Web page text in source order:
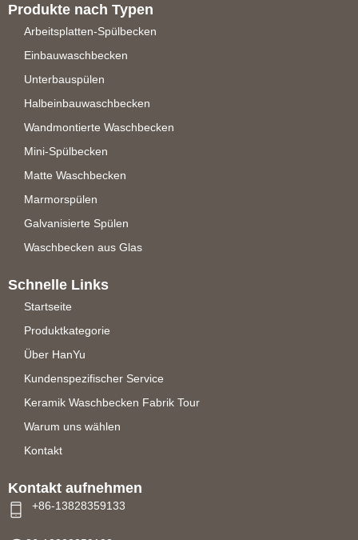
Produkte nach Typen
Arbeitsplatten-Spülbecken
Einbauwaschbecken
Unterbauspülen
Halbeinbauwaschbecken
Wandmontierte Waschbecken
Mini-Spülbecken
Matte Waschbecken
Marmorspülen
Galvanisierte Spülen
Waschbecken aus Glas
Schnelle Links
Startseite
Produktkategorie
Über HanYu
Kundenspezifischer Service
Keramik Waschbecken Fabrik Tour
Warum uns wählen
Kontakt
Kontakt aufnehmen
+86-13828359133